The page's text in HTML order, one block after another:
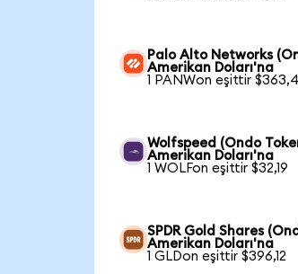
Palo Alto Networks
Amerikan Doları'na
1 PANWon eşittir
Wolfspeed (Ondo
Amerikan Doları'na
1 WOLFon eşittir $32,19
SPDR Gold Shares
Amerikan Doları'na
1 GLDon eşittir $396,12